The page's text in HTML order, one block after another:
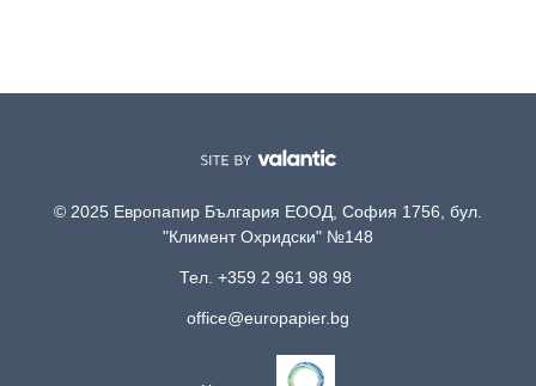
© 2025 Европапир България ЕООД, София 1756, бул.
"Климент Охридски" №148
Тел. +359 2 961 98 98
office@europapier.bg